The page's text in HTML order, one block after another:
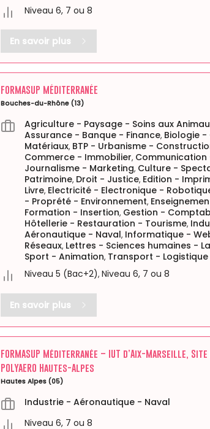
Niveau 6, 7 ou 8
En savoir plus
FORMASUP MÉDITERRANÉE
Bouches-du-Rhône (13)
Agriculture - Paysage - Soins aux
Assurance - Banque - Finance, Biologie -
Matériaux, BTP - Urbanisme -
Commerce - Immobilier, Communication
Journalisme - Marketing, Culture -
Patrimoine, Droit - Justice, Edition -
Livre, Electricité - Electronique -
- Proprété - Environnement,
Formation - Insertion, Gestion -
Hôtellerie - Restauration - Tourisme,
Aéronautique - Naval, Informatique -
Réseaux, Lettres - Sciences humaines -
Sport - Animation, Transport - Logistique
Niveau 5 (Bac+2), Niveau 6, 7 ou 8
En savoir plus
FORMASUP Méditerranée – IUT d’Aix-Marseille, Site
POLYAERO Hautes-Alpes
Hautes Alpes (05)
Industrie - Aéronautique - Naval
Niveau 6, 7 ou 8